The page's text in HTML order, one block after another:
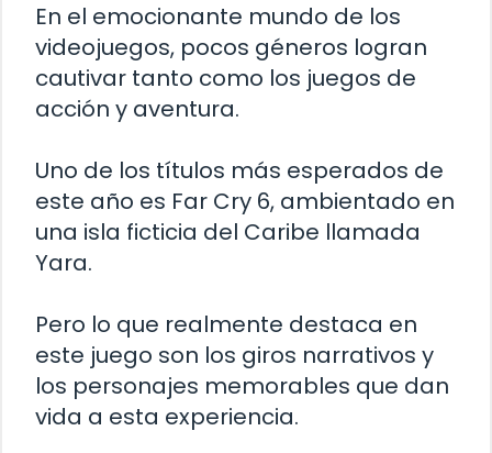
En el emocionante mundo de los
videojuegos, pocos géneros logran
cautivar tanto como los juegos de
acción y aventura.
Uno de los títulos más esperados de
este año es Far Cry 6, ambientado en
una isla ficticia del Caribe llamada
Yara.
Pero lo que realmente destaca en
este juego son los giros narrativos y
los personajes memorables que dan
vida a esta experiencia.